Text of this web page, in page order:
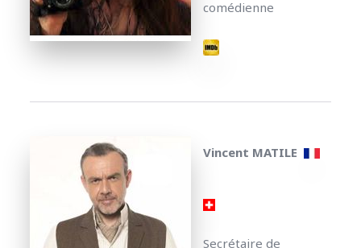
comédienne
Vincent MATILE
Secrétaire de